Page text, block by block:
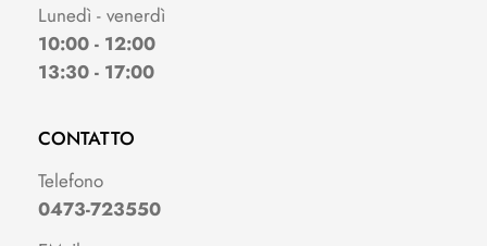
Lunedì - venerdì
10:00 - 12:00
13:30 - 17:00
CONTATTO
Telefono
0473-723550